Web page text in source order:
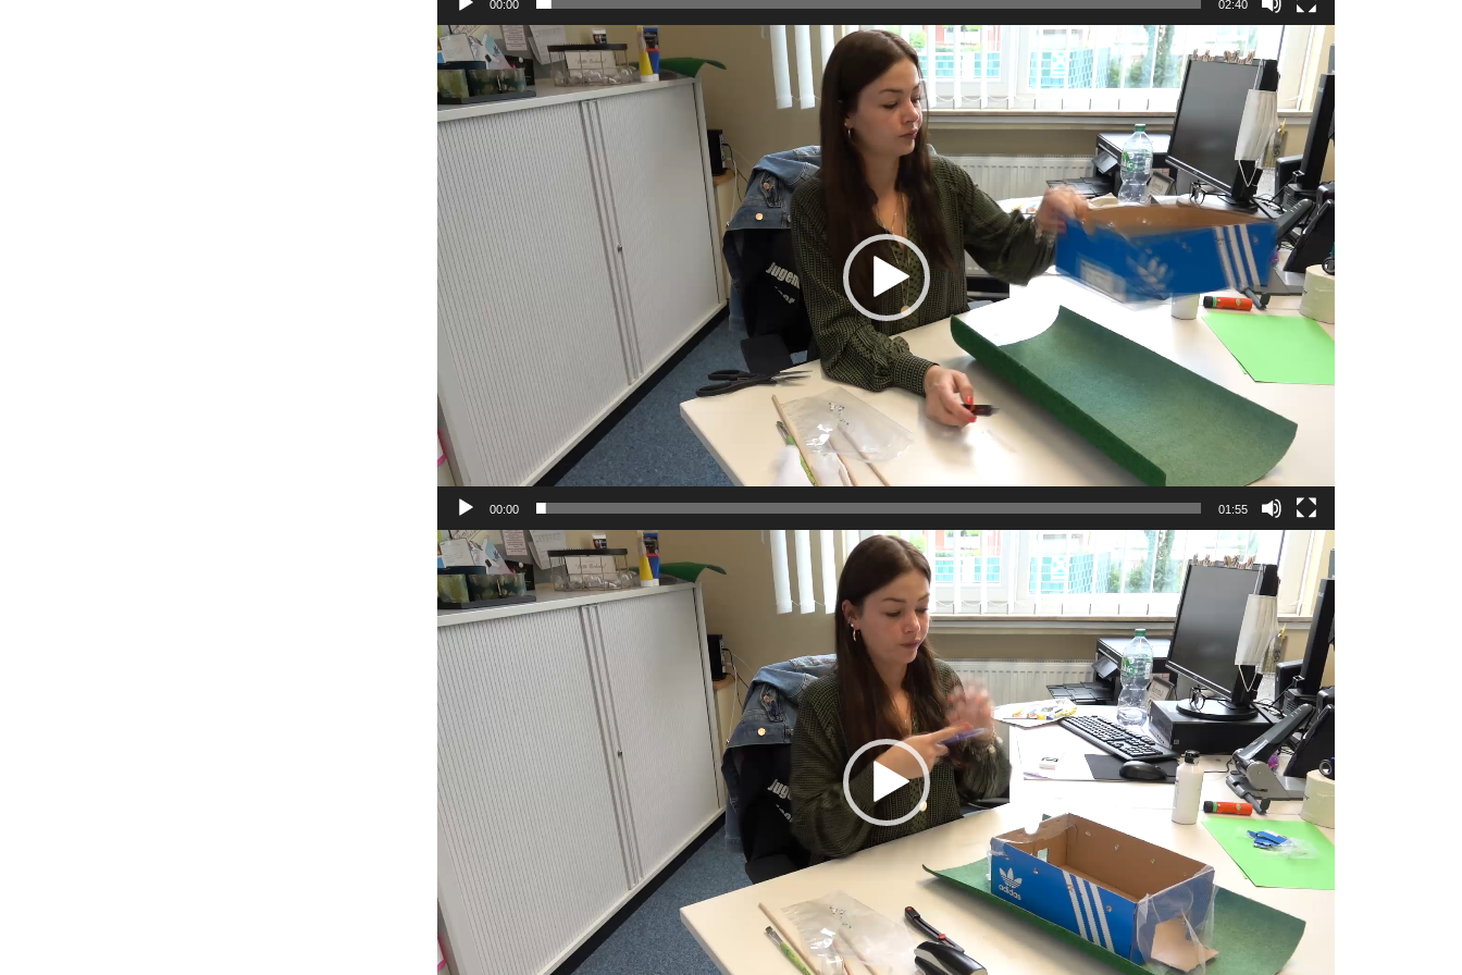
00:00 02:40
Video-
Player
00:00 01:55
Video-
Player